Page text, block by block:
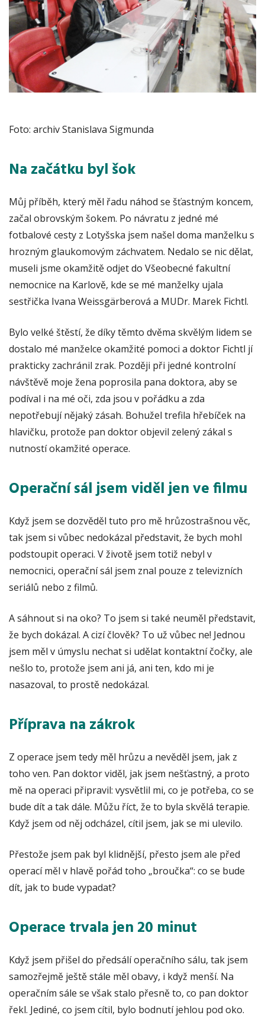
Foto: archiv Stanislava Sigmunda
Na začátku byl šok
Můj příběh, který měl řadu náhod se šťastným koncem,
začal obrovským šokem. Po návratu z jedné mé
fotbalové cesty z Lotyšska jsem našel doma manželku s
hrozným glaukomovým záchvatem. Nedalo se nic dělat,
museli jsme okamžitě odjet do Všeobecné fakultní
nemocnice na Karlově, kde se mé manželky ujala
sestřička Ivana Weissgärberová a MUDr. Marek Fichtl.
Bylo velké štěstí, že díky těmto dvěma skvělým lidem se
dostalo mé manželce okamžité pomoci a doktor Fichtl jí
prakticky zachránil zrak. Později při jedné kontrolní
návštěvě moje žena poprosila pana doktora, aby se
podíval i na mé oči, zda jsou v pořádku a zda
nepotřebují nějaký zásah. Bohužel trefila hřebíček na
hlavičku, protože pan doktor objevil zelený zákal s
nutností okamžité operace.
Operační sál jsem viděl jen ve filmu
Když jsem se dozvěděl tuto pro mě hrůzostrašnou věc,
tak jsem si vůbec nedokázal představit, že bych mohl
podstoupit operaci. V životě jsem totiž nebyl v
nemocnici, operační sál jsem znal pouze z televizních
seriálů nebo z filmů.
A sáhnout si na oko? To jsem si také neuměl představit,
že bych dokázal. A cizí člověk? To už vůbec ne! Jednou
jsem měl v úmyslu nechat si udělat kontaktní čočky, ale
nešlo to, protože jsem ani já, ani ten, kdo mi je
nasazoval, to prostě nedokázal.
Příprava na zákrok
Z operace jsem tedy měl hrůzu a nevěděl jsem, jak z
toho ven. Pan doktor viděl, jak jsem nešťastný, a proto
mě na operaci připravil: vysvětlil mi, co je potřeba, co se
bude dít a tak dále. Můžu říct, že to byla skvělá terapie.
Když jsem od něj odcházel, cítil jsem, jak se mi ulevilo.
Přestože jsem pak byl klidnější, přesto jsem ale před
operací měl v hlavě pořád toho „broučka“: co se bude
dít, jak to bude vypadat?
Operace trvala jen 20 minut
Když jsem přišel do předsálí operačního sálu, tak jsem
samozřejmě ještě stále měl obavy, i když menší. Na
operačním sále se však stalo přesně to, co pan doktor
řekl. Jediné, co jsem cítil, bylo bodnutí jehlou pod oko.